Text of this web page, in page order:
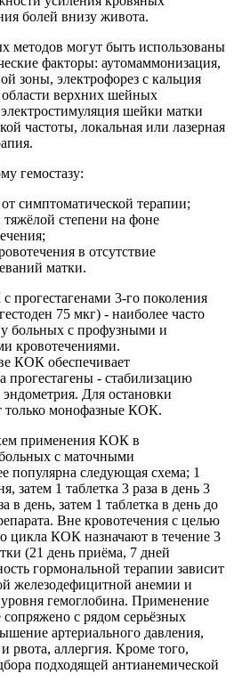
болей внизу живота.
методов могут быть использованы
факторы: аутомаммонизация,
зоны, электрофорез с кальция
верхних шейных
шейки матки
частоты, локальная или лазерная
гемостазу:
симптоматической терапии;
степени на фоне
в отсутствие
матки.
прогестагенами 3-го поколения
75 мкг) - наиболее часто
больных с профузными и
кровотечениями.
КОК обеспечивает
прогестагены - стабилизацию
Для остановки
только монофазные КОК.
применения КОК в
с маточными
популярна следующая схема; 1
затем 1 таблетка 3 раза в день 3
в день, затем 1 таблетка в день до
Вне кровотечения с целью
цикла КОК назначают в течение 3
(21 день приёма, 7 дней
гормональной терапии зависит
железодефицитной анемии и
уровня гемоглобина. Применение
с рядом серьёзных
артериального давления,
рвота, аллергия. Кроме того,
подходящей антианемической